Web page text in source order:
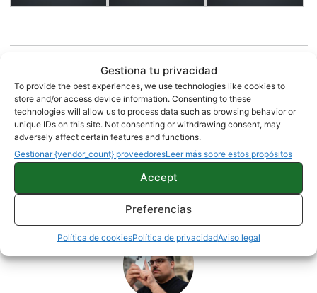
Gestiona tu privacidad
To provide the best experiences, we use technologies like cookies to
store and/or access device information. Consenting to these
technologies will allow us to process data such as browsing behavior or
unique IDs on this site. Not consenting or withdrawing consent, may
adversely affect certain features and functions.
Gestionar {vendor_count} proveedoresLeer más sobre estos propósitos
Accept
Preferencias
Política de cookiesPolítica de privacidadAviso legal
Estas son las mejores ofertas del día en Amazon
NOTICIAS
Sobre este autor